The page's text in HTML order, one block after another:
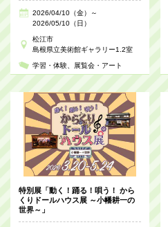
2026/04/10（金）～
2026/05/10（日）
松江市
島根県立美術館ギャラリー1.2室
学習・体験 展覧会・アート
特別展「動く！踊る！唄う！ から
くりドールハウス展 ～小幡耕一の
世界～」